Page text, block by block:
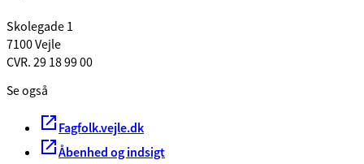
Skolegade 1
7100 Vejle
CVR. 29 18 99 00
Se også
Fagfolk.vejle.dk
Åbenhed og indsigt